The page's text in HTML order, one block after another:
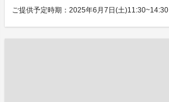
ご提供予定時期：2025年6月7日(土)11:30~14:30